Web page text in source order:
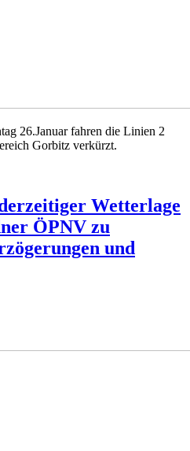
26.Januar fahren die Linien 2
Gorbitz verkürzt.
Wetterlage
ÖPNV zu
und